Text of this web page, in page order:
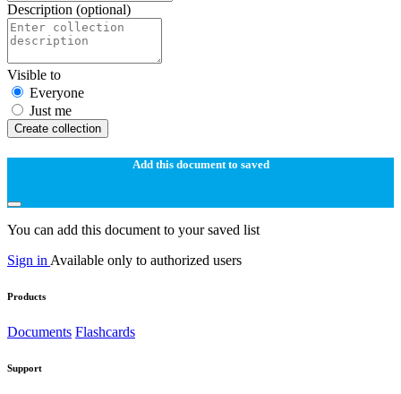
Description (optional)
Visible to
Everyone
Just me
Create collection
Add this document to saved
You can add this document to your saved list
Sign in Available only to authorized users
Products
Documents Flashcards
Support